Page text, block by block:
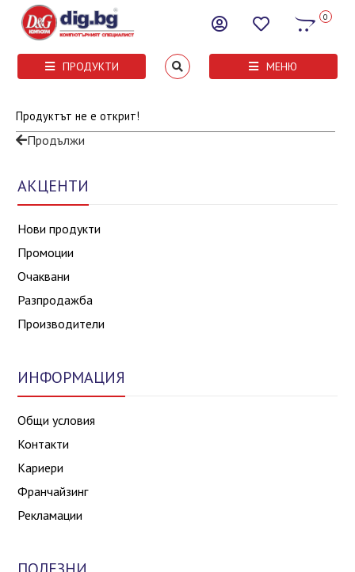
0
ПРОДУКТИ МЕНЮ
Продуктът не е открит!
Продължи
АКЦЕНТИ
Нови продукти
Промоции
Очаквани
Разпродажба
Производители
ИНФОРМАЦИЯ
Общи условия
Контакти
Кариери
Франчайзинг
Рекламации